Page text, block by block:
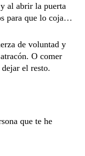
al abrir la puerta
para que lo coja…
de voluntad y
O comer
el resto.
que te he